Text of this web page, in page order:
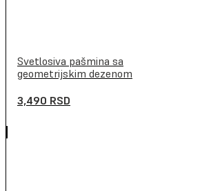
Svetlosiva pašmina sa
geometrijskim dezenom
3,490 RSD